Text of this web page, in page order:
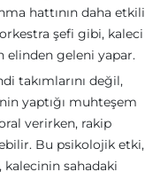
hattının daha etkili
şefi gibi, kaleci
elinden geleni yapar.
takımlarını değil,
yaptığı muhteşem
verirken, rakip
Bu psikolojik etki,
kalecinin sahadaki